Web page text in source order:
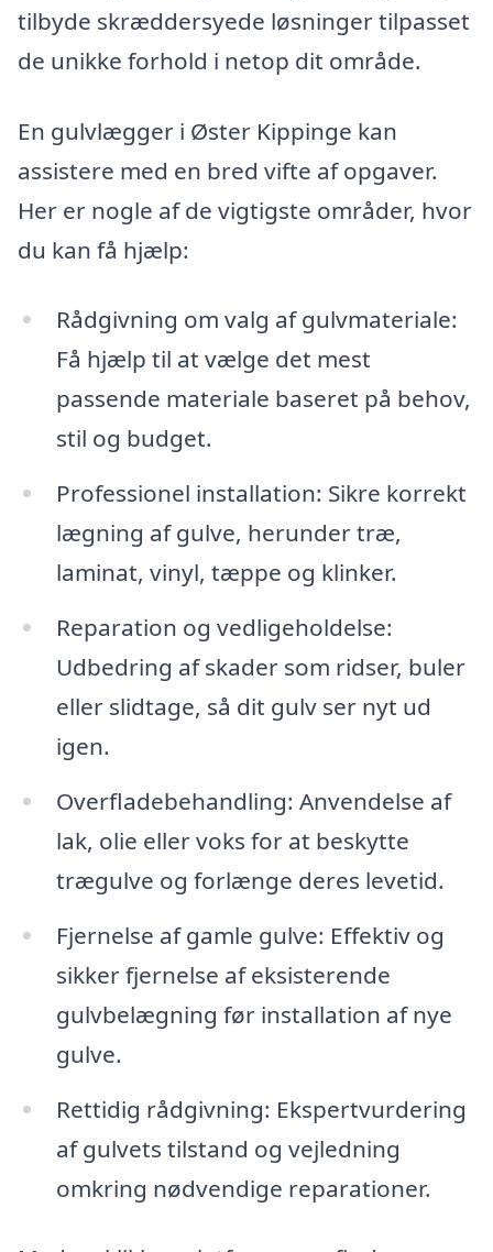
tilbyde skræddersyede løsninger tilpasset
de unikke forhold i netop dit område.
En gulvlægger i Øster Kippinge kan
assistere med en bred vifte af opgaver.
Her er nogle af de vigtigste områder, hvor
du kan få hjælp:
Rådgivning om valg af gulvmateriale:
Få hjælp til at vælge det mest
passende materiale baseret på behov,
stil og budget.
Professionel installation: Sikre korrekt
lægning af gulve, herunder træ,
laminat, vinyl, tæppe og klinker.
Reparation og vedligeholdelse:
Udbedring af skader som ridser, buler
eller slidtage, så dit gulv ser nyt ud
igen.
Overfladebehandling: Anvendelse af
lak, olie eller voks for at beskytte
trægulve og forlænge deres levetid.
Fjernelse af gamle gulve: Effektiv og
sikker fjernelse af eksisterende
gulvbelægning før installation af nye
gulve.
Rettidig rådgivning: Ekspertvurdering
af gulvets tilstand og vejledning
omkring nødvendige reparationer.